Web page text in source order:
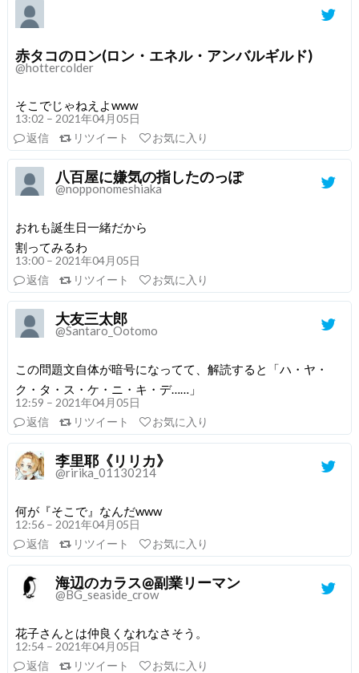
赤タコのロン(ロン・エネル・アンバルギルド)
@hottercolder
そこでじゃねえよwww
13:02 – 2021年04月05日
返信
リツイート お気に入り
八百屋に嫌気の指したのっぽ
@nopponomeshiaka
おれも誕生日一緒だから
割ってみるわ
13:00 – 2021年04月05日
返信
リツイート お気に入り
大友三太郎
@Santaro_Ootomo
この問題文自体が暗号になってて、解読すると「ハ・ヤ・
ク・タ・ス・ケ・ニ・キ・デ……」
12:59 – 2021年04月05日
返信
リツイート お気に入り
李里耶《リリカ》
@ririka_01130214
何が『そこで』なんだwww
12:56 – 2021年04月05日
返信
リツイート お気に入り
海辺のカラス@副業リーマン
@BG_seaside_crow
花子さんとは仲良くなれなさそう。
12:54 – 2021年04月05日
返信
リツイート お気に入り